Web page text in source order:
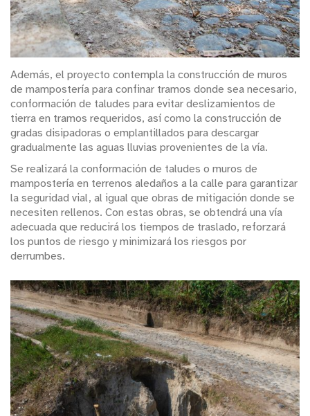
Además, el proyecto contempla la construcción de muros
de mampostería para confinar tramos donde sea necesario,
conformación de taludes para evitar deslizamientos de
tierra en tramos requeridos, así como la construcción de
gradas disipadoras o emplantillados para descargar
gradualmente las aguas lluvias provenientes de la vía.
Se realizará la conformación de taludes o muros de
mampostería en terrenos aledaños a la calle para garantizar
la seguridad vial, al igual que obras de mitigación donde se
necesiten rellenos. Con estas obras, se obtendrá una vía
adecuada que reducirá los tiempos de traslado, reforzará
los puntos de riesgo y minimizará los riesgos por
derrumbes.